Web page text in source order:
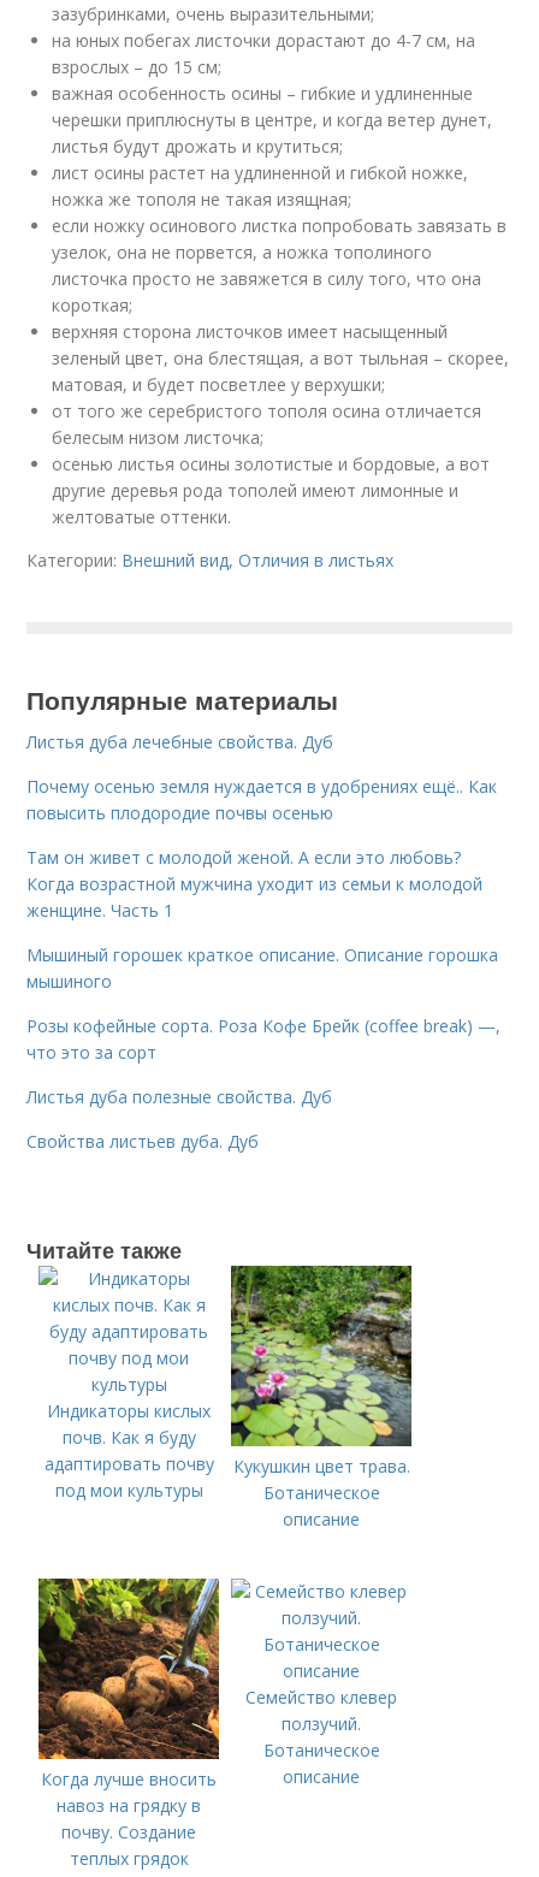
зазубринками, очень выразительными;
на юных побегах листочки дорастают до 4-7 см, на
взрослых – до 15 см;
важная особенность осины – гибкие и удлиненные
черешки приплюснуты в центре, и когда ветер дунет,
листья будут дрожать и крутиться;
лист осины растет на удлиненной и гибкой ножке,
ножка же тополя не такая изящная;
если ножку осинового листка попробовать завязать в
узелок, она не порвется, а ножка тополиного
листочка просто не завяжется в силу того, что она
короткая;
верхняя сторона листочков имеет насыщенный
зеленый цвет, она блестящая, а вот тыльная – скорее,
матовая, и будет посветлее у верхушки;
от того же серебристого тополя осина отличается
белесым низом листочка;
осенью листья осины золотистые и бордовые, а вот
другие деревья рода тополей имеют лимонные и
желтоватые оттенки.
Категории: Внешний вид,Отличия в листьях
Популярные материалы
Листья дуба лечебные свойства. Дуб
Почему осенью земля нуждается в удобрениях ещё.. Как
повысить плодородие почвы осенью
Там он живет с молодой женой. А если это любовь?
Когда возрастной мужчина уходит из семьи к молодой
женщине. Часть 1
Мышиный горошек краткое описание. Описание горошка
мышиного
Розы кофейные сорта. Роза Кофе Брейк (coffee break) —,
что это за сорт
Листья дуба полезные свойства. Дуб
Свойства листьев дуба. Дуб
Читайте также
Индикаторы кислых
почв. Как я буду
адаптировать почву
под мои культуры
Кукушкин цвет трава.
Ботаническое
описание
Когда лучше вносить
навоз на грядку в
почву. Создание
теплых грядок
Семейство клевер
ползучий.
Ботаническое
описание